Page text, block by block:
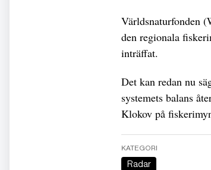
Världsnaturfonden
den regionala
inträffat.
Det kan redan nu
systemets balans
Klokov på
KATEGORI
Radar